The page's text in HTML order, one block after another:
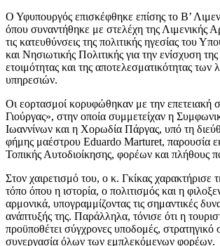
Ο Υφυπουργός επισκέφθηκε επίσης το Β’
όπου συναντήθηκε με στελέχη της Λιμενικής
τις κατευθύνσεις της πολιτικής ηγεσίας του
και Νησιωτικής Πολιτικής για την ενίσχυση της
ετοιμότητας και της αποτελεσματικότητας των
υπηρεσιών.
Οι εορτασμοί κορυφώθηκαν με την επετειακή
Γιούργας», στην οποία συμμετείχαν η
Ιωαννίνων και η Χορωδία Πάργας, υπό τη
φήμης μαέστρου Eduardo Marturet, παρουσία
Τοπικής Αυτοδιοίκησης, φορέων και πλήθους
Στον χαιρετισμό του, ο κ. Γκίκας χαρακτήρισε
τόπο όπου η ιστορία, ο πολιτισμός και η
αρμονικά, υπογραμμίζοντας τις σημαντικές
ανάπτυξής της. Παράλληλα, τόνισε ότι η
προϋποθέτει σύγχρονες υποδομές, στρατηγικό
συνεργασία όλων των εμπλεκόμενων φορέων.